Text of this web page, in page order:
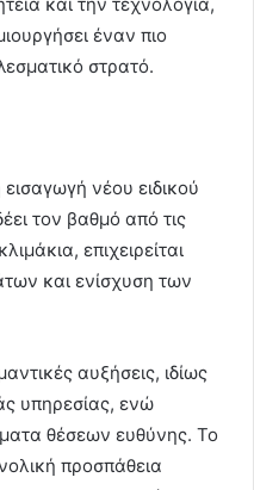
έναν πιο
στρατό.
νέου ειδικού
τον βαθμό από τις
επιχειρείται
και ενίσχυση των
αυξήσεις, ιδίως
υπηρεσίας, ενώ
θέσεων ευθύνης. Το
προσπάθεια